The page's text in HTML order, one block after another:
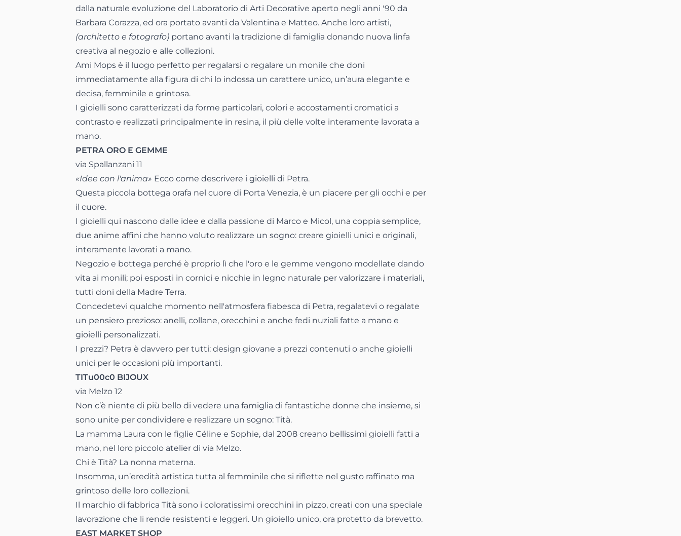
dalla naturale evoluzione del Laboratorio di Arti Decorative aperto negli anni '90 da
Barbara Corazza, ed ora portato avanti da Valentina e Matteo. Anche loro artisti,
(architetto e fotografo) portano avanti la tradizione di famiglia donando nuova linfa
creativa al negozio e alle collezioni.
Ami Mops è il luogo perfetto per regalarsi o regalare un monile che doni
immediatamente alla figura di chi lo indossa un carattere unico, un’aura elegante e
decisa, femminile e grintosa.
I gioielli sono caratterizzati da forme particolari, colori e accostamenti cromatici a
contrasto e realizzati principalmente in resina, il più delle volte interamente lavorata a
mano.
PETRA ORO E GEMME
via Spallanzani 11
«Idee con l'anima» Ecco come descrivere i gioielli di Petra.
Questa piccola bottega orafa nel cuore di Porta Venezia, è un piacere per gli occhi e per
il cuore.
I gioielli qui nascono dalle idee e dalla passione di Marco e Micol, una coppia semplice,
due anime affini che hanno voluto realizzare un sogno: creare gioielli unici e originali,
interamente lavorati a mano.
Negozio e bottega perché è proprio lì che l'oro e le gemme vengono modellate dando
vita ai monili; poi esposti in cornici e nicchie in legno naturale per valorizzare i materiali,
tutti doni della Madre Terra.
Concedetevi qualche momento nell'atmosfera fiabesca di Petra, regalatevi o regalate
un pensiero prezioso: anelli, collane, orecchini e anche fedi nuziali fatte a mano e
gioielli personalizzati.
I prezzi? Petra è davvero per tutti: design giovane a prezzi contenuti o anche gioielli
unici per le occasioni più importanti.
TITu00c0 BIJOUX
via Melzo 12
Non c’è niente di più bello di vedere una famiglia di fantastiche donne che insieme, si
sono unite per condividere e realizzare un sogno: Tità.
La mamma Laura con le figlie Céline e Sophie, dal 2008 creano bellissimi gioielli fatti a
mano, nel loro piccolo atelier di via Melzo.
Chi è Tità? La nonna materna.
Insomma, un’eredità artistica tutta al femminile che si riflette nel gusto raffinato ma
grintoso delle loro collezioni.
Il marchio di fabbrica Tità sono i coloratissimi orecchini in pizzo, creati con una speciale
lavorazione che li rende resistenti e leggeri. Un gioiello unico, ora protetto da brevetto.
EAST MARKET SHOP